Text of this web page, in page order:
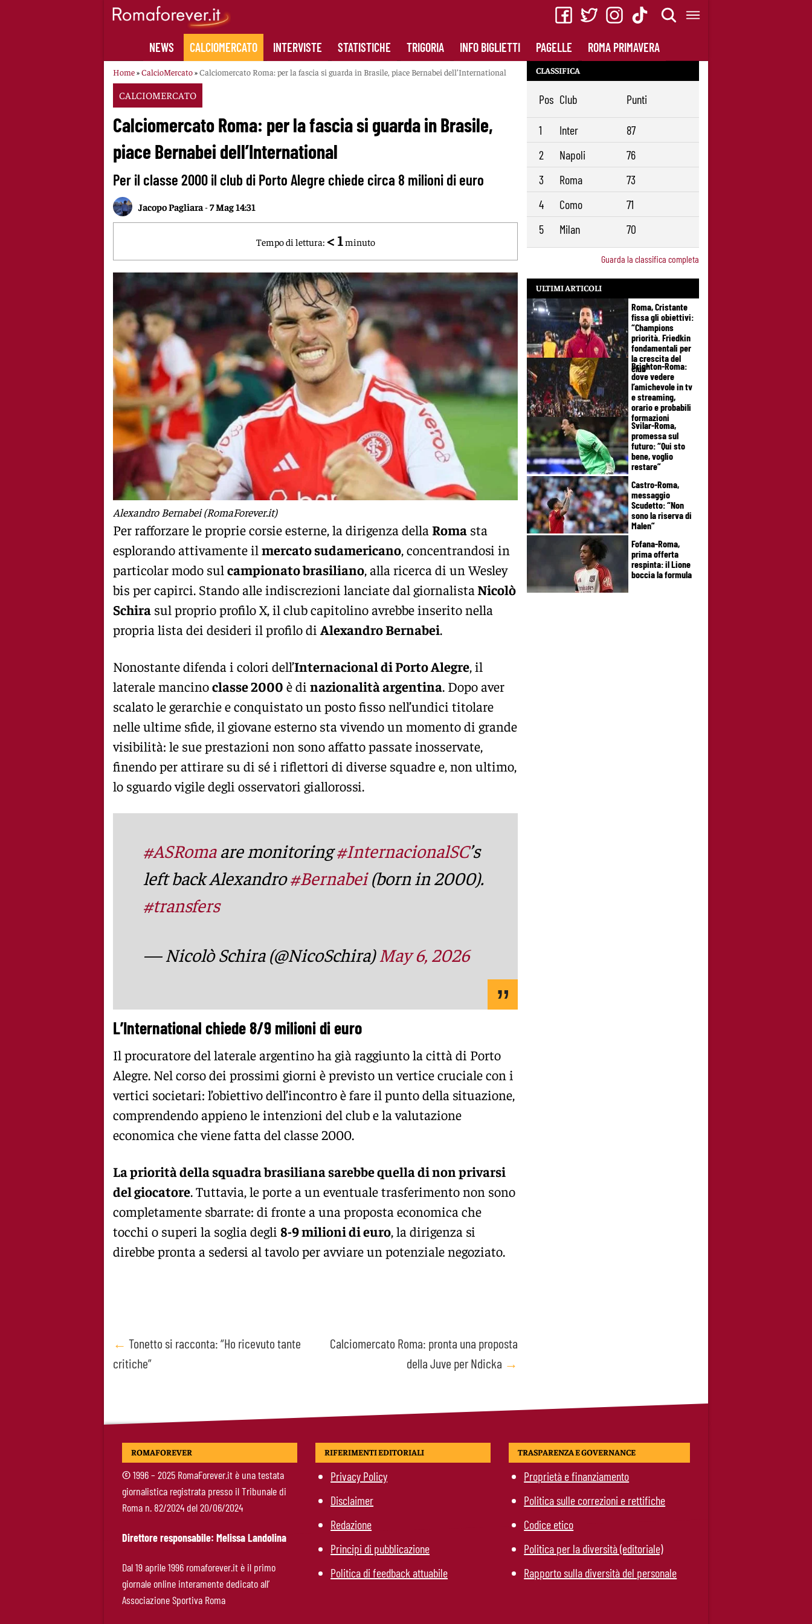
NEWS CALCIOMERCATO INTERVISTE STATISTICHE TRIGORIA INFO BIGLIETTI PAGELLE ROMA PRIMAVERA
Home»CalcioMercato»Calciomercato Roma: per la fascia si guarda in Brasile, piace Bernabei dell’International
CALCIOMERCATO
Calciomercato Roma: per la fascia si guarda in Brasile,
piace Bernabei dell’International
Per il classe 2000 il club di Porto Alegre chiede circa 8 milioni di euro
Jacopo Pagliara -7 Mag 14:31
Tempo di lettura: < 1 minuto
Alexandro Bernabei (RomaForever.it)
Per rafforzare le proprie corsie esterne, la dirigenza della Roma sta
esplorando attivamente il mercato sudamericano, concentrandosi in
particolar modo sul campionato brasiliano, alla ricerca di un Wesley
bis per capirci. Stando alle indiscrezioni lanciate dal giornalista Nicolò
Schira sul proprio profilo X, il club capitolino avrebbe inserito nella
propria lista dei desideri il profilo di Alexandro Bernabei.
Nonostante difenda i colori dell’Internacional di Porto Alegre, il
laterale mancinoclasse 2000 è di nazionalità argentina. Dopo aver
scalato le gerarchie e conquistato un posto fisso nell’undici titolare
nelle ultime sfide, il giovane esterno sta vivendo un momento di grande
visibilità: le sue prestazioni non sono affatto passate inosservate,
finendo per attirare su di sé i riflettori di diverse squadre e, non ultimo,
lo sguardo vigile degli osservatori giallorossi.
#ASRomaare monitoring#InternacionalSC’s
left back Alexandro#Bernabei(born in 2000).
#transfers
— Nicolò Schira (@NicoSchira)May 6, 2026
L’International chiede 8/9 milioni di euro
Il procuratore del laterale argentino ha già raggiunto la città di Porto
Alegre. Nel corso dei prossimi giorni è previsto un vertice cruciale con i
vertici societari: l’obiettivo dell’incontro è fare il punto della situazione,
comprendendo appieno le intenzioni del club e la valutazione
economica che viene fatta del classe 2000.
La priorità della squadra brasiliana sarebbe quella di non privarsi
del giocatore. Tuttavia, le porte a un eventuale trasferimento non sono
completamente sbarrate: di fronte a una proposta economica che
tocchi o superi la soglia degli 8-9 milioni di euro, la dirigenza si
direbbe pronta a sedersi al tavolo per avviare un potenziale negoziato.
Post
navigation
← Tonetto si racconta: “Ho ricevuto tante
critiche”
Calciomercato Roma: pronta una proposta
della Juve per Ndicka →
CLASSIFICA
Pos Club Punti
1 Inter
87
2
Napoli
76
3
Roma
73
4
Como
71
5
Milan 70
Guarda la classifica completa
ULTIMI ARTICOLI
Roma, Cristante
fissa gli obiettivi:
“Champions
priorità. Friedkin
fondamentali per
la crescita del
club”
Brighton-Roma:
dove vedere
l’amichevole in tv
e streaming,
orario e probabili
formazioni
Svilar-Roma,
promessa sul
futuro: “Qui sto
bene, voglio
restare”
Castro-Roma,
messaggio
Scudetto: “Non
sono la riserva di
Malen”
Fofana-Roma,
prima offerta
respinta: il Lione
boccia la formula
ROMAFOREVER
©1996 – 2025 RomaForever.it è una testata
giornalistica registrata presso il Tribunale di
Roma n. 82/2024 del 20/06/2024
Direttore responsabile: Melissa Landolina
Dal 19 aprile 1996 romaforever.it è il primo
giornale online interamente dedicato all’
Associazione Sportiva Roma
RIFERIMENTI EDITORIALI
Privacy Policy
Disclaimer
Redazione
Principi di pubblicazione
Politica di feedback attuabile
TRASPARENZA E GOVERNANCE
Proprietà e finanziamento
Politica sulle correzioni e rettifiche
Codice etico
Politica per la diversità (editoriale)
Rapporto sulla diversità del personale